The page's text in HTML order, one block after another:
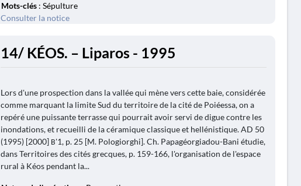
Mots-clés : Sépulture
Consulter la notice
14/ KÉOS. – Liparos - 1995
Lors d'une prospection dans la vallée qui mène vers cette baie, considérée
comme marquant la limite Sud du territoire de la cité de Poiéessa, on a
repéré une puissante terrasse qui pourrait avoir servi de digue contre les
inondations, et recueilli de la céramique classique et hellénistique. AD 50
(1995) [2000] Β'1, p. 25 [M. Pologiorghi]. Ch. Papagéorgiadou-Bani étudie,
dans Territoires des cités grecques, p. 159-166, l'organisation de l'espace
rural à Kéos pendant la...